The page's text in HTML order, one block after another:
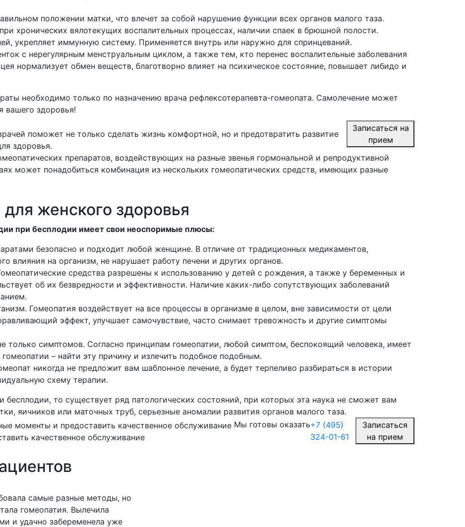
положении матки, что влечет за собой нарушение функции всех органов малого таза.
хронических вялотекущих воспалительных процессах, наличии спаек в брюшной полости.
укрепляет иммунную систему. Применяется внутрь или наружно для спринцеваний.
с нерегулярным менструальным циклом, а также тем, кто перенес воспалительные заболевания
нормализует обмен веществ, благотворно влияет на психическое состояние, повышает либидо и
необходимо только по назначению врача рефлексотерапевта-гомеопата. Самолечение может
вашего здоровья!
поможет не только сделать жизнь комфортной, но и предотвратить развитие
здоровья.
Записаться на
прием
препаратов, воздействующих на разные звенья гормональной и репродуктивной
может понадобиться комбинация из нескольких гомеопатических средств, имеющих разные
женского здоровья
при бесплодии имеет свои неоспоримые плюсы:
безопасно и подходит любой женщине. В отличие от традиционных медикаментов,
влияния на организм, не нарушает работу печени и других органов.
средства разрешены к использованию у детей с рождения, а также у беременных и
об их безвредности и эффективности. Наличие каких-либо сопутствующих заболеваний
Гомеопатия воздействует на все процессы в организме в целом, вне зависимости от цели
эффект, улучшает самочувствие, часто снимает тревожность и другие симптомы
только симптомов. Согласно принципам гомеопатии, любой симптом, беспокоящий человека, имеет
– найти эту причину и излечить подобное подобным.
никогда не предложит вам шаблонное лечение, а будет терпеливо разбираться в истории
схему терапии.
бесплодии, то существует ряд патологических состояний, при которых эта наука не сможет вам
яичников или маточных труб, серьезные аномалии развития органов малого таза.
Мы готовы оказать
качественное обслуживание
+7 (495)
324-01-61
Записаться
на прием
самые разные методы, но
гомеопатия. Вылечила
и удачно забеременела уже